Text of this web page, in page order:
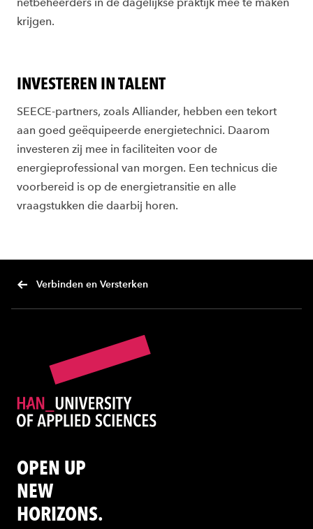
netbeheerders in de dagelijkse praktijk mee te maken
krijgen.
INVESTEREN IN TALENT
SEECE-partners, zoals Alliander, hebben een tekort
aan goed geëquipeerde energietechnici. Daarom
investeren zij mee in faciliteiten voor de
energieprofessional van morgen. Een technicus die
voorbereid is op de energietransitie en alle
vraagstukken die daarbij horen.
Verbinden en Versterken
OPEN UP
NEW
HORIZONS.